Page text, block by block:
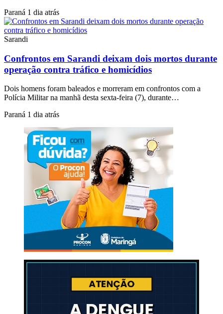
Paraná 1 dia atrás
Sarandi
Confrontos em Sarandi deixam dois mortos durante
operação contra tráfico e homicídios
Dois homens foram baleados e morreram em confrontos com a
Polícia Militar na manhã desta sexta-feira (7), durante…
Paraná 1 dia atrás